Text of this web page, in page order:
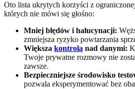
Oto lista ukrytych korzyści z
których nie mówi się głośno:
Mniej błędów i halucynacji:
zmniejsza ryzyko powtarzania
Większa kontrola nad danymi:
Twoje prywatne rozmowy nie
zawsze.
Bezpieczniejsze środowisko
pozwala eksperymentować bez